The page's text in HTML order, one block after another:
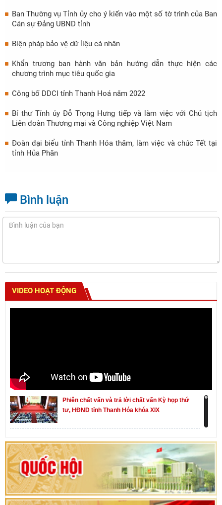
Ban Thường vụ Tỉnh ủy cho ý kiến vào một số tờ trình của Ban
Cán sự Đảng UBND tỉnh
Biện pháp bảo vệ dữ liệu cá nhân
Khẩn trương ban hành văn bản hướng dẫn thực hiện các
chương trình mục tiêu quốc gia
Công bố DDCI tỉnh Thanh Hoá năm 2022
Bí thư Tỉnh ủy Đỗ Trọng Hưng tiếp và làm việc với Chủ tịch
Liên đoàn Thương mại và Công nghiệp Việt Nam
Đoàn đại biểu tỉnh Thanh Hóa thăm, làm việc và chúc Tết tại
tỉnh Hủa Phăn
Bình luận
VIDEO HOẠT ĐỘNG
Phiên chất vấn và trả lời chất vấn Kỳ họp thứ
tư, HĐND tỉnh Thanh Hóa khóa XIX
Khai mạc kỳ họp thứ Nhất, Quốc hội khóa XVI
Hướng dẫn quy trình bỏ phiếu bầu cử ĐBQH
khoá XVI và đại biểu HĐND các cấp nhiệm kỳ
2026-2031